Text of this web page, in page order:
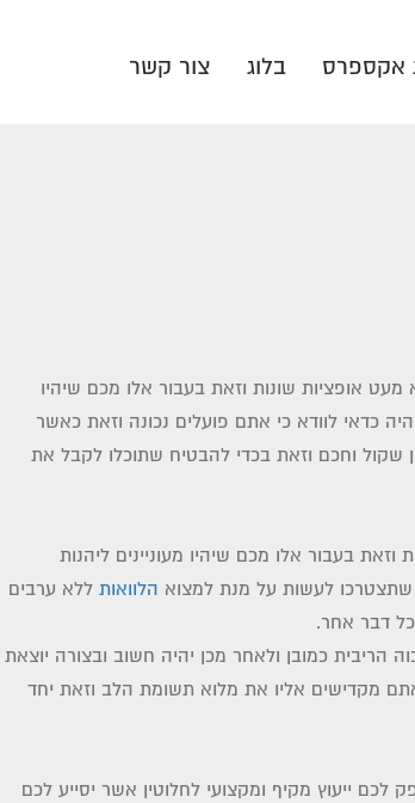
אקספרס בלוג צור קשר
מעט אופציות שונות וזאת בעבור אלו מכם שיהיו
כדאי לוודא כי אתם פועלים נכונה וזאת כאשר
שקול וחכם וזאת בכדי להבטיח שתוכלו לקבל את
בעבור אלו מכם שיהיו מעוניינים ליהנות
לעשות על מנת למצוא הלוואות ללא ערבים
דבר אחר.
הריבית כמובן ולאחר מכן יהיה חשוב ובצורה יוצאת
מקדישים אליו את מלוא תשומת הלב וזאת יחד
ייעוץ מקיף ומקצועי לחלוטין אשר יסייע לכם